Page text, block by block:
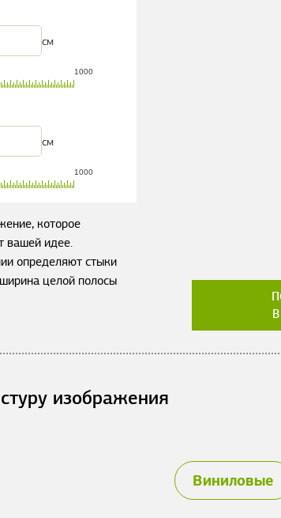
см
1000
см
1000
которое
вашей идее.
определяют стыки
целой полосы
изображения
Виниловые